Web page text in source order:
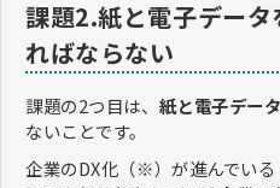
課題2.紙と電子デー
ればならない
課題の2つ目は、 紙と電子デー
ないことです。
企業のDX化（※）が進んでい